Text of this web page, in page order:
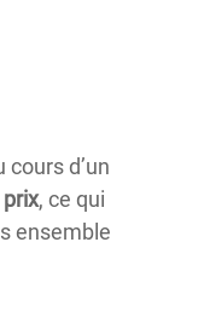
cours d’un
prix, ce qui
ensemble